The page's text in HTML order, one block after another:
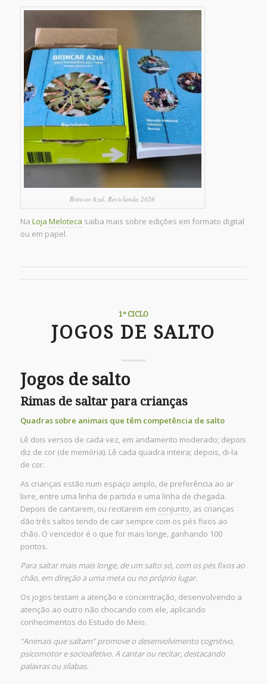
Brincar Azul, Reciclanda 2026
Na Loja Meloteca saiba mais sobre edições em formato digital
ou em papel.
1º CICLO
JOGOS DE SALTO
Jogos de salto
Rimas de saltar para crianças
Quadras sobre animais que têm competência de salto
Lê dois versos de cada vez, em andamento moderado; depois
diz de cor (de memória). Lê cada quadra inteira; depois, di-la
de cor.
As crianças estão num espaço amplo, de preferência ao ar
livre, entre uma linha de partida e uma linha de chegada.
Depois de cantarem, ou recitarem em conjunto, as crianças
dão três saltos tendo de cair sempre com os pés fixos ao
chão. O vencedor é o que for mais longe, ganhando 100
pontos.
Para saltar mais mais longe, de um salto só, com os pés fixos ao
chão, em direção a uma meta ou no próprio lugar.
Os jogos testam a atenção e concentração, desenvolvendo a
atenção ao outro não chocando com ele, aplicando
conhecimentos do Estudo do Meio.
“Animais que saltam” promove o desenvolvimento cognitivo,
psicomotor e socioafetivo. A cantar ou recitar, destacando
palavras ou sílabas.